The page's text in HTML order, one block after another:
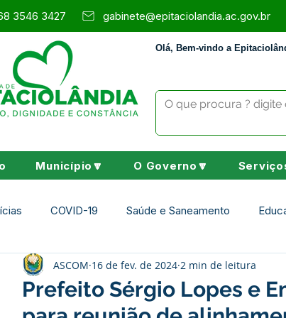
3546 3427 gabinete@epitaciolandia.ac.gov.br
Olá, Bem-vindo a
Município🔽 O Governo🔽
COVID-19 Saúde e Saneamento
e Meio Ambiente Assistência Social
Prefeito Sérgio Lopes e
ASCOM 16 de fev. de 2024 2 min de leitura